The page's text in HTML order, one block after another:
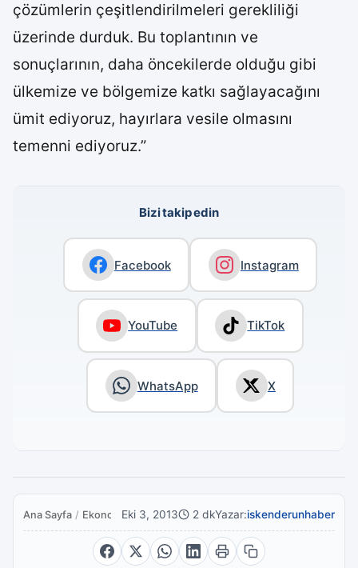
çözümlerin çeşitlendirilmeleri gerekliliği
üzerinde durduk. Bu toplantının ve
sonuçlarının, daha öncekilerde olduğu gibi
ülkemize ve bölgemize katkı sağlayacağını
ümit ediyoruz, hayırlara vesile olmasını
temenni ediyoruz.”
Bizi takip edin
Facebook Instagram
YouTube TikTok
WhatsApp X
Ana Sayfa / EkonomiEki 3, 2013 2 dkYazar:iskenderunhaber